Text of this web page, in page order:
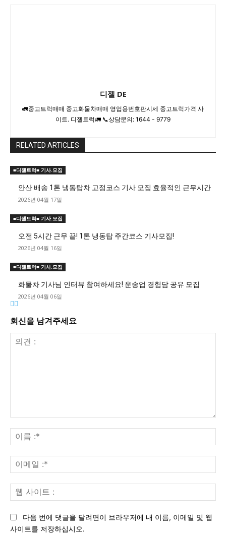
디젤 DE
🚛중고트럭매매 중고화물차매매 영업용번호판시세 중고트럭가격 사
이트. 디젤트럭🚛 📞상담문의: 1644 - 9779
RELATED ARTICLES
■디젤트럭■ 기사.모집
안산 배송 1톤 냉동탑차 고정코스 기사 모집 효율적인 근무시간
2026년 04월 17일
■디젤트럭■ 기사.모집
오전 5시간 근무 끝! 1톤 냉동탑 주간코스 기사모집!
2026년 04월 16일
■디젤트럭■ 기사.모집
화물차 기사님 인터뷰 참여하세요! 운송업 경험담 공유 모집
2026년 04월 06일
회신을 남겨주세요
견
:
름
:*
메
일
사
다음 번에 댓글을 달려면이 브라우저에 내 이름, 이메일 및 웹
사이트를 저장하십시오.